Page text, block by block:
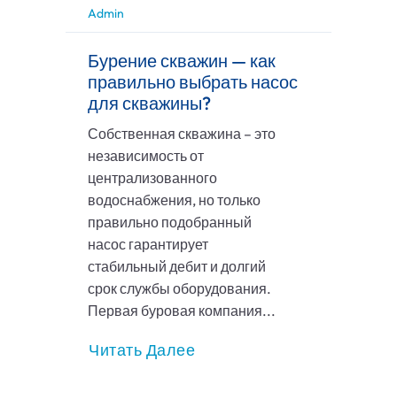
Admin
Бурение скважин — как
правильно выбрать насос
для скважины?
Собственная скважина – это
независимость от
централизованного
водоснабжения, но только
правильно подобранный
насос гарантирует
стабильный дебит и долгий
срок службы оборудования.
Первая буровая компания...
Читать Далее